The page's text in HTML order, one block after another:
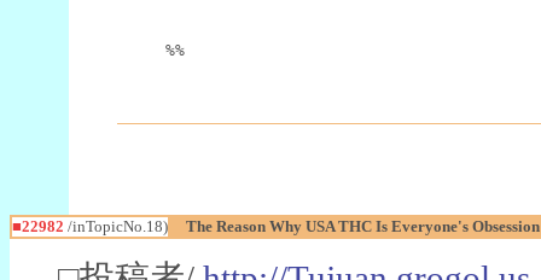
%%
■22982 /inTopicNo.18) The Reason Why USA THC Is Everyone's